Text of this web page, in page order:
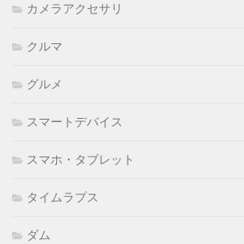
カメラアクセサリ
クルマ
グルメ
スマートデバイス
スマホ・タブレット
タイムラプス
ダム